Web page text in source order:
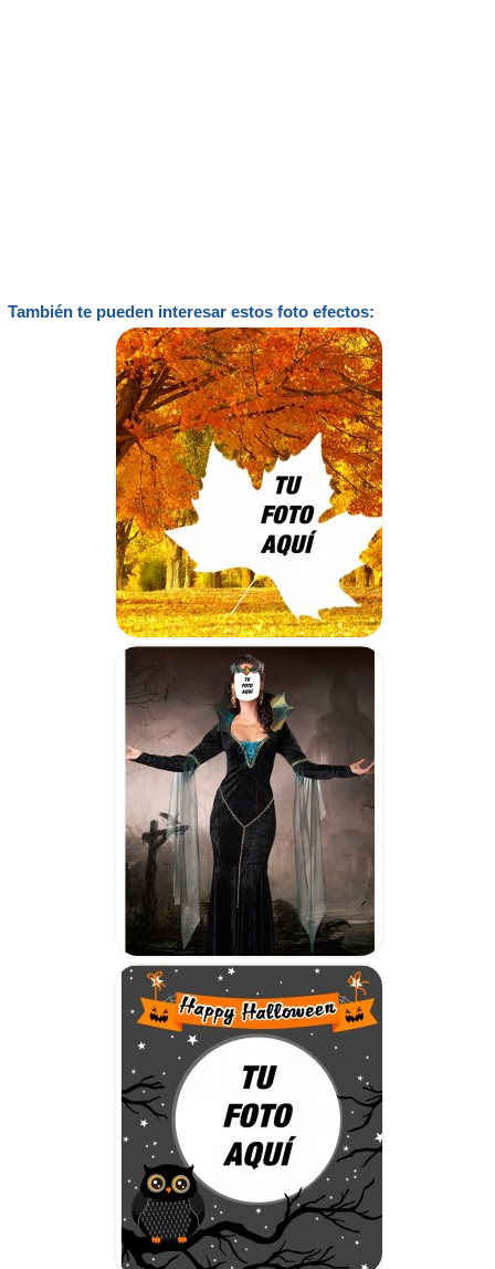
También te pueden interesar estos foto efectos: